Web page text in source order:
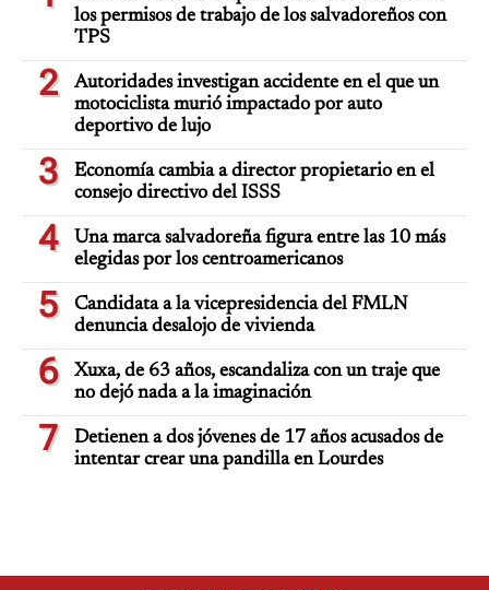
los permisos de trabajo de los salvadoreños con
TPS
2
Autoridades investigan accidente en el que un
motociclista murió impactado por auto
deportivo de lujo
3
Economía cambia a director propietario en el
consejo directivo del ISSS
4
Una marca salvadoreña figura entre las 10 más
elegidas por los centroamericanos
5
Candidata a la vicepresidencia del FMLN
denuncia desalojo de vivienda
6
Xuxa, de 63 años, escandaliza con un traje que
no dejó nada a la imaginación
7
Detienen a dos jóvenes de 17 años acusados de
intentar crear una pandilla en Lourdes